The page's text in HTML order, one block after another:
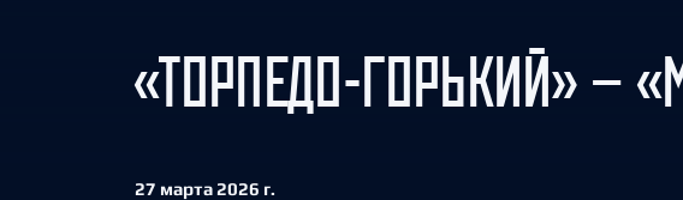
«ТОРПЕДО-ГОРЬКИЙ» —
27 марта 2026 г.